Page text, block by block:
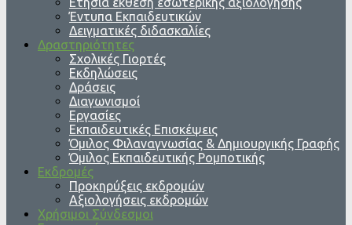
Έντυπα Εκπαιδευτικών
Δειγματικές διδασκαλίες
Δραστηριότητες
Σχολικές Γιορτές
Εκδηλώσεις
Δράσεις
Διαγωνισμοί
Εργασίες
Εκπαιδευτικές Επισκέψεις
Όμιλος Φιλαναγνωσίας & Δημιουργικής Γραφής
Όμιλος Εκπαιδευτικής Ρομποτικής
Εκδρομές
Προκηρύξεις εκδρομών
Αξιολογήσεις εκδρομών
Χρήσιμοι Σύνδεσμοι